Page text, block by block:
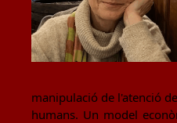
manipulació de l'atenció
humans. Un model